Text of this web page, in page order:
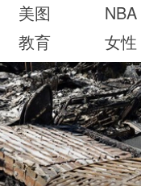
美图 NBA
教育 女性